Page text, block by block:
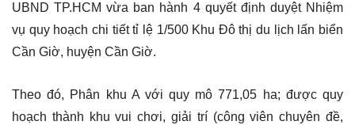
UBND TP.HCM vừa ban hành 4 quyết định duyệt Nhiệm
vụ quy hoạch chi tiết tỉ lệ 1/500 Khu Đô thị du lịch lấn biển
Cần Giờ, huyện Cần Giờ.
Theo đó, Phân khu A với quy mô 771,05 ha; được quy
hoạch thành khu vui chơi, giải trí (công viên chuyên đề,